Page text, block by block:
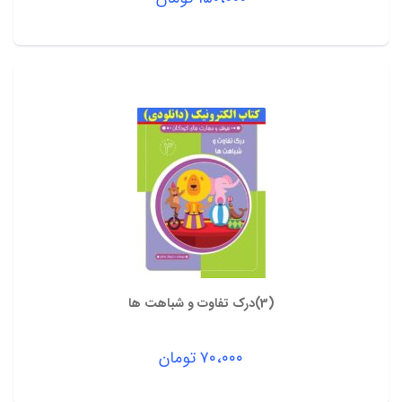
(3)درک تفاوت و شباهت ها
۷۰،۰۰۰تومان